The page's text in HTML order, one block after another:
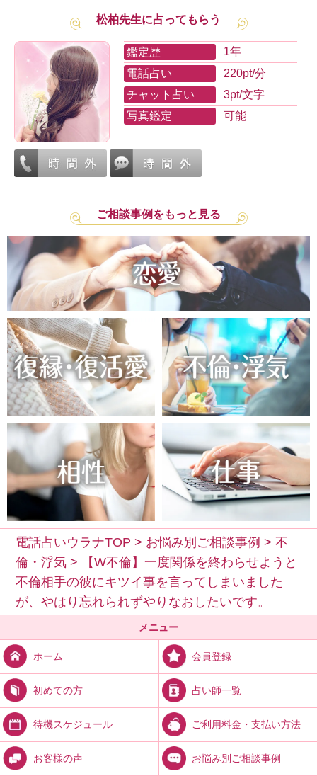
松柏先生に占ってもらう
鑑定歴
1年
電話占い
220pt/分
チャット占い
3pt/文字
写真鑑定
可能
ご相談事例をもっと見る
電話占いウラナTOP > お悩み別ご相談事例 >不
倫・浮気 >
【W不倫】一度関係を終わらせようと
不倫相手の彼にキツイ事を言ってしまいました
が、やはり忘れられずやりなおしたいです。
メニュー
ホーム 会員登録
初めての方 占い師一覧
待機スケジュール ご利用料金・支払い方法
お客様の声 お悩み別ご相談事例